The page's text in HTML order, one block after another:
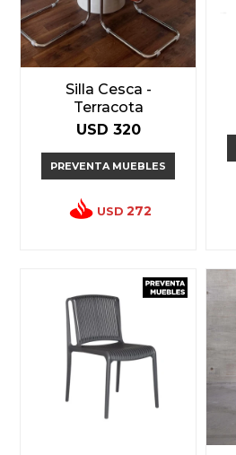
Silla Cesca -
Terracota
USD 320
PREVENTA MUEBLES
USD 272